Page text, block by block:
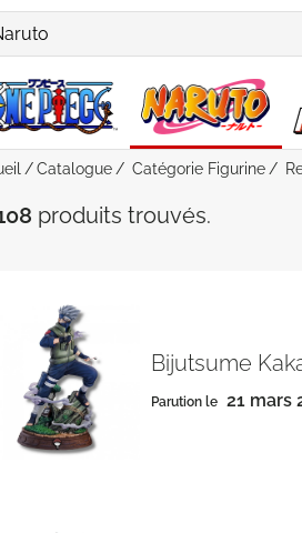
Catalogue Catégorie Figurine
produits trouvés.
Bijutsume
Parution le 21 mars